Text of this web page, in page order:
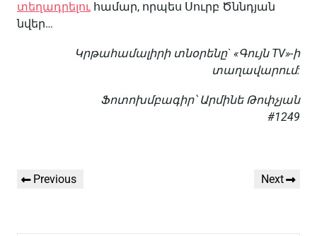
տեղադրելուհամար, որպես Սուրբ Ծննդյան
նվեր…
Կրթահամալիրի տնօրենը` «Գույն TV»-ի
տաղավարում:
Ֆոտոխմբագիր՝ Արմինե Թոփչյան
#1249
Գրառումների
Previous
Previous
Next
Next